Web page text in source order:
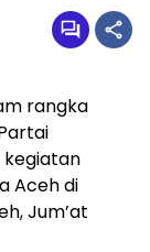
rangka
kegiatan
Aceh di
Jum’at